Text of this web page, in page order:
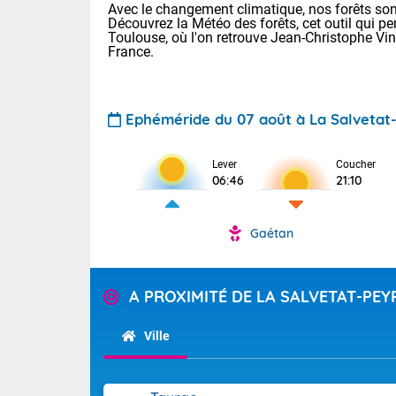
Pour la
Tendance
Avec le changement climatique, nos forêts
Découvrez la Météo des forêts, cet outil qui
Toulouse, où l'on retrouve Jean-Christophe
France.
Ephéméride du 07 août à La
Lever
06:46
Coucher
21:10
Gaétan
A PROXIMITÉ DE LA SALVETAT-
Ville
Voici les
28 Lyon :
: 27 Nancy :
31 Lille : 26
Demain :
Calme,
alors que la